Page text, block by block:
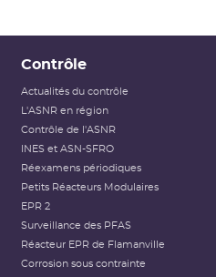
Contrôle
Actualités du contrôle
L'ASNR en région
Contrôle de l'ASNR
INES et ASN-SFRO
Réexamens périodiques
Petits Réacteurs Modulaires
EPR 2
Surveillance des PFAS
Réacteur EPR de Flamanville
Corrosion sous contrainte